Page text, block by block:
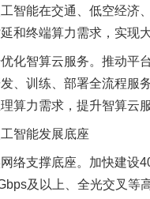
智能在交通、低空经济
和终端算力需求，实现
智算云服务。推动平台
、训练、部署全流程服
算力需求，提升智算云
能发展底座
支撑底座。加快建设
及以上、全光交叉等